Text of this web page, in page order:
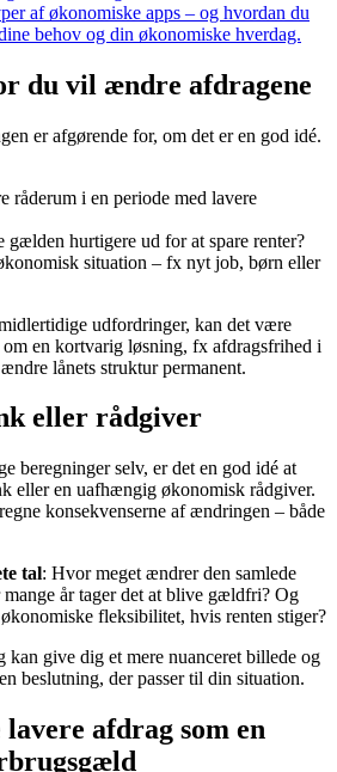
af økonomiske apps – og hvordan du
behov og din økonomiske hverdag.
du vil ændre afdragene
er afgørende for, om det er en god idé.
råderum i en periode med lavere
gælden hurtigere ud for at spare renter?
situation – fx nyt job, børn eller
udfordringer, kan det være
om en kortvarig løsning, fx afdragsfrihed i
lånets struktur permanent.
eller rådgiver
beregninger selv, er det en god idé at
eller en uafhængig økonomisk rådgiver.
konsekvenserne af ændringen – både
tal: Hvor meget ændrer den samlede
år tager det at blive gældfri? Og
fleksibilitet, hvis renten stiger?
kan give dig et mere nuanceret billede og
beslutning, der passer til din situation.
afdrag som en